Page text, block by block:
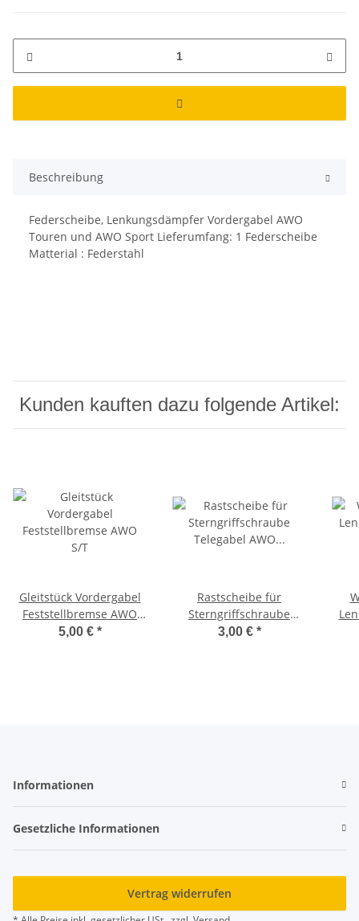
Beschreibung
Federscheibe, Lenkungsdämpfer Vordergabel AWO
Touren und AWO Sport Lieferumfang: 1 Federscheibe
Matterial : Federstahl
Kunden kauften dazu folgende Artikel:
Gleitstück Vordergabel
Feststellbremse AWO
S/T
5,00 € *
Rastscheibe für
Sterngriffschraube
Telegabel AWO Touren
3,00 € *
Informationen
Gesetzliche Informationen
Vertrag widerrufen